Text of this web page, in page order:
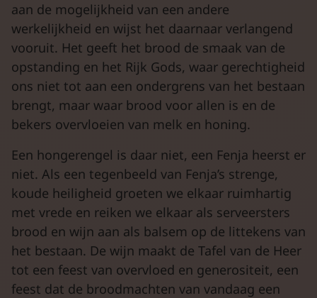
aan de mogelijkheid van een andere
werkelijkheid en wijst het daarnaar verlangend
vooruit. Het geeft het brood de smaak van de
opstanding en het Rijk Gods, waar gerechtigheid
ons niet tot aan een ondergrens van het bestaan
brengt, maar waar brood voor allen is en de
bekers overvloeien van melk en honing.
Een hongerengel is daar niet, een Fenja heerst er
niet. Als een tegenbeeld van Fenja’s strenge,
koude heiligheid groeten we elkaar ruimhartig
met vrede en reiken we elkaar als serveersters
brood en wijn aan als balsem op de littekens van
het bestaan. De wijn maakt de Tafel van de Heer
tot een feest van overvloed en generositeit, een
feest dat de broodmachten van vandaag een